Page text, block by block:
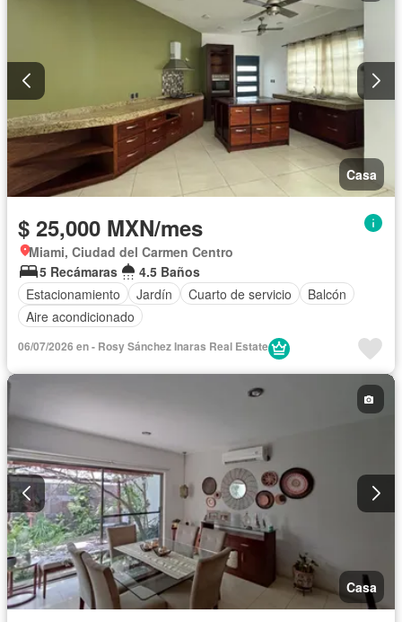
Casa
$ 25,000 MXN/mes
Miami, Ciudad del Carmen Centro
5 Recámaras
4.5 Baños
Estacionamiento
Jardín Cuarto de servicio
Balcón
Aire acondicionado
06/07/2026 en - Rosy Sánchez Inaras Real Estate
Casa